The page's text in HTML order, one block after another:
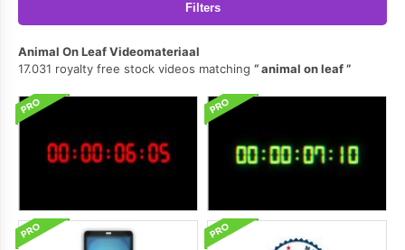
Filters
Animal On Leaf Videomateriaal
17.031 royalty free stock videos matching
animal on leaf